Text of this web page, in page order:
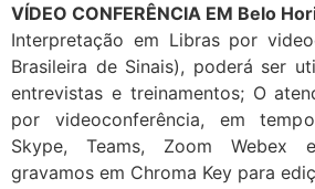
VÍDEO CONFERÊNCIA EM Belo
Interpretação em Libras por
Brasileira de Sinais), poderá ser
entrevistas e treinamentos; O
por videoconferência, em
Skype, Teams, Zoom Webex
gravamos em Chroma Key para